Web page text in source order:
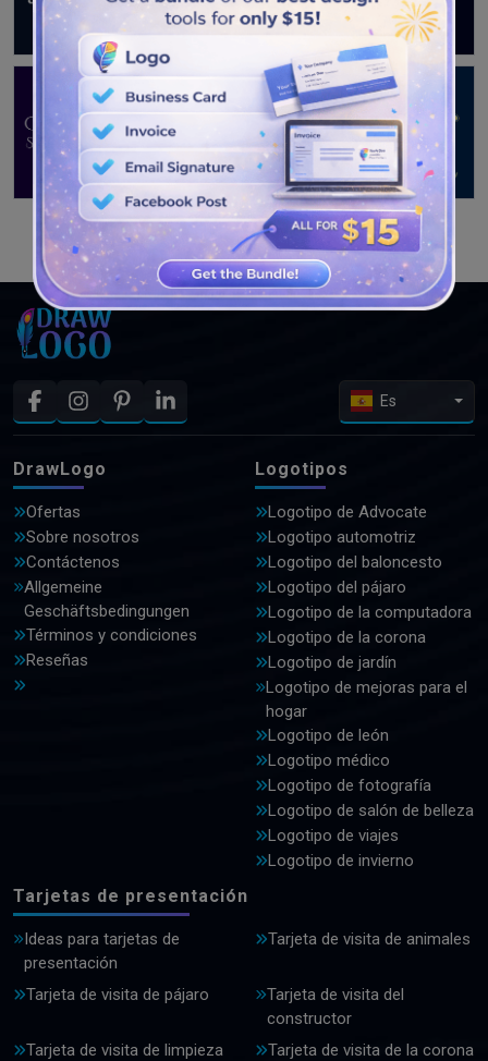
VER MÁS DISEÑOS
Es
DrawLogo
Ofertas
Sobre nosotros
Contáctenos
Allgemeine
Geschäftsbedingungen
Términos y condiciones
Reseñas
Logotipos
Logotipo de Advocate
Logotipo automotriz
Logotipo del baloncesto
Logotipo del pájaro
Logotipo de la computadora
Logotipo de la corona
Logotipo de jardín
Logotipo de mejoras para el
hogar
Logotipo de león
Logotipo médico
Logotipo de fotografía
Logotipo de salón de belleza
Logotipo de viajes
Logotipo de invierno
Tarjetas de presentación
Ideas para tarjetas de
presentación
Tarjeta de visita de animales
Tarjeta de visita de pájaro
Tarjeta de visita del
constructor
Tarjeta de visita de limpieza
Tarjeta de visita de la corona